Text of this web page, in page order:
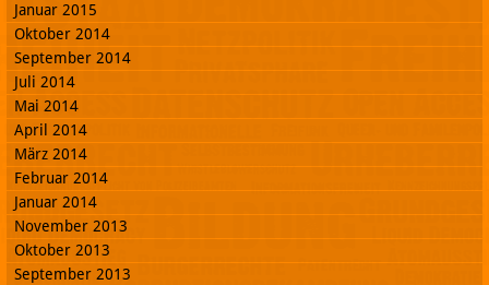
Januar 2015
Oktober 2014
September 2014
Juli 2014
Mai 2014
April 2014
März 2014
Februar 2014
Januar 2014
November 2013
Oktober 2013
September 2013